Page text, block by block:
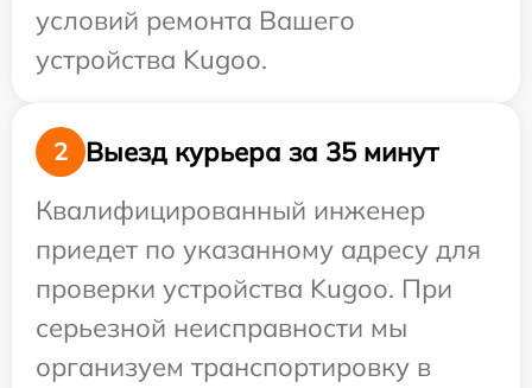
условий ремонта Вашего
устройства Kugoo.
2
Выезд курьера за 35 минут
Квалифицированный инженер
приедет по указанному адресу для
проверки устройства Kugoo. При
серьезной неисправности мы
организуем транспортировку в